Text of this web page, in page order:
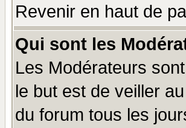
Revenir en haut de
Qui sont les
Les Modérateurs
le but est de veiller
du forum tous les